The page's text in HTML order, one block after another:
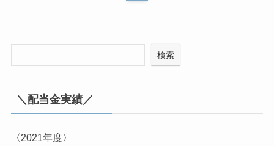
検索
＼配当金実績／
〈2021年度〉